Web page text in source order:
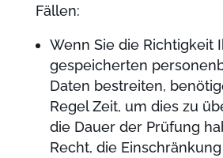
Fällen:
Wenn Sie die Richtigkeit
gespeicherten
Daten bestreiten,
Regel Zeit, um dies zu
die Dauer der Prüfung
Recht, die